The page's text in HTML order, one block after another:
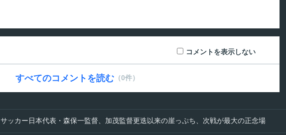
コメントを表示しない
すべてのコメントを読む （0件）
サッカー日本代表・森保一監督、加茂監督更迭以来の崖っぷち、次戦が最大の正念場